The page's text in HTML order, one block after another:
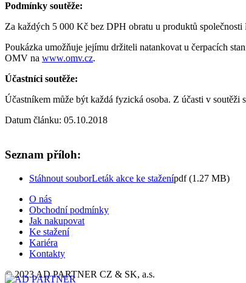
Podmínky soutěže:
Za každých 5 000 Kč bez DPH obratu u produktů
Poukázka umožňuje jejímu držiteli natankovat u čerpacích
OMV na www.omv.cz.
Účastníci soutěže:
Účastníkem může být každá fyzická osoba. Z účasti v
Datum článku: 05.10.2018
Seznam příloh:
Stáhnout souborLeták akce ke staženípdf (1.27 MB)
O nás
Obchodní podmínky
Jak nakupovat
Ke stažení
Kariéra
Kontakty
© 2023 AD PARTNER CZ & SK, a.s.